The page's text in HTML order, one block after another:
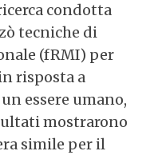
condotta
tecniche di
(fRMI) per
risposta a
essere umano,
mostrarono
simile per il